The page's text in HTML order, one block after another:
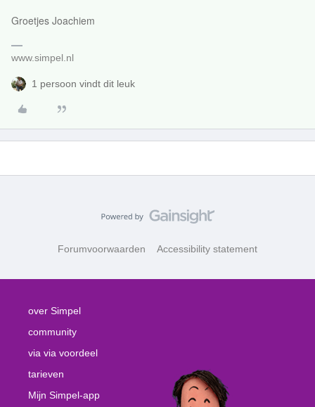
Groetjes Joachiem
www.simpel.nl
1 persoon vindt dit leuk
Forumvoorwaarden Accessibility statement
over Simpel
community
via via voordeel
tarieven
Mijn Simpel-app